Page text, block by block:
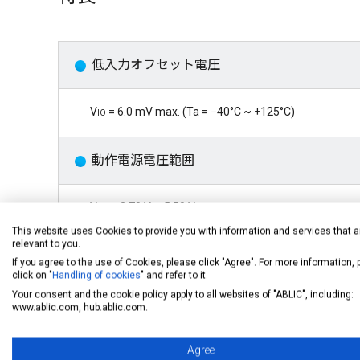
低入力オフセット電圧
Vio = 6.0 mV max. (Ta = −40°C ~ +125°C)
動作電源電圧範囲
Vdd = 2.70 V ~ 5.50 V
低消費電流 (1回路あたり)
Idd= 1.00 mA typ.
This website uses Cookies to provide you with information and services that
relevant to you.
If you agree to the use of Cookies, please click "Agree". For more information,
click on "Handling of cookies" and refer to it.
Your consent and the cookie policy apply to all websites of "ABLIC", including:
www.ablic.com, hub.ablic.com.
Agree